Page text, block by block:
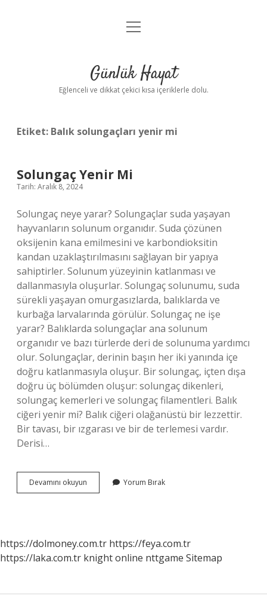
Anasayfa
Yasal Uyarı
menüyü
Günlük Hayat
Eğlenceli ve dikkat çekici kısa içeriklerle dolu.
Etiket: Balık solungaçları yenir mi
Solungaç Yenir Mi
Tarih: Aralık 8, 2024
Solungaç neye yarar? Solungaçlar suda yaşayan
hayvanların solunum organıdır. Suda çözünen
oksijenin kana emilmesini ve karbondioksitin
kandan uzaklaştırılmasını sağlayan bir yapıya
sahiptirler. Solunum yüzeyinin katlanması ve
dallanmasıyla oluşurlar. Solungaç solunumu, suda
sürekli yaşayan omurgasızlarda, balıklarda ve
kurbağa larvalarında görülür. Solungaç ne işe
yarar? Balıklarda solungaçlar ana solunum
organıdır ve bazı türlerde deri de solunuma yardımcı
olur. Solungaçlar, derinin başın her iki yanında içe
doğru katlanmasıyla oluşur. Bir solungaç, içten dışa
doğru üç bölümden oluşur: solungaç dikenleri,
solungaç kemerleri ve solungaç filamentleri. Balık
ciğeri yenir mi? Balık ciğeri olağanüstü bir lezzettir.
Bir tavası, bir ızgarası ve bir de terlemesi vardır.
Derisi…
Devamını okuyun Solungaç
Yenir
Yorum Bırak
https://dolmoney.com.tr https://feya.com.tr
https://laka.com.tr knight online nttgame Sitemap